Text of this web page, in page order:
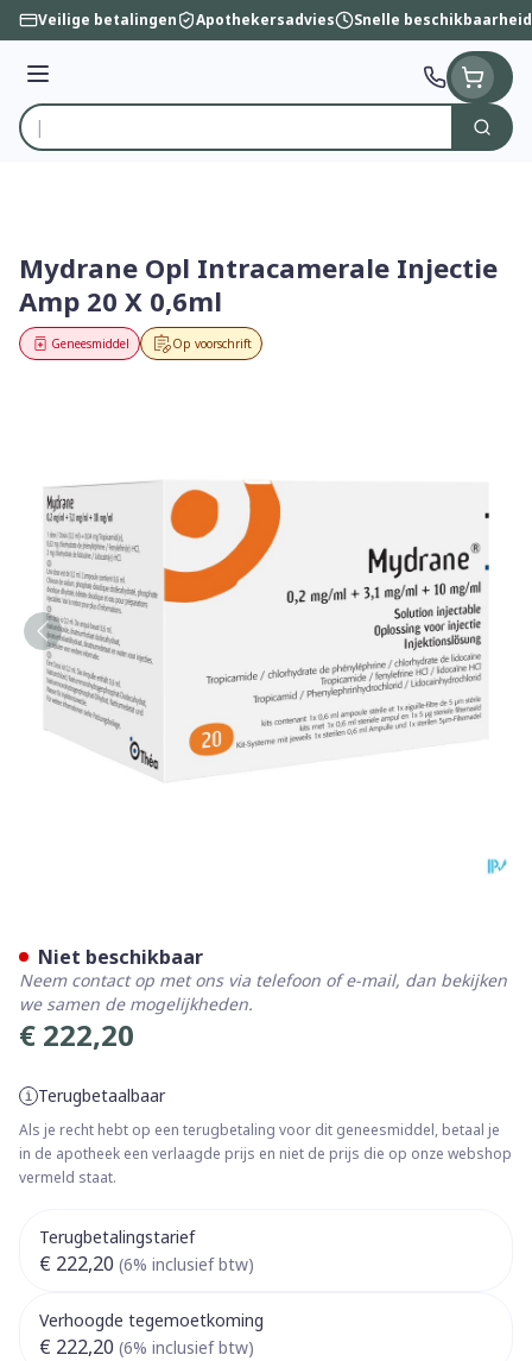
Ga naar de inhoud
Veilige betalingen Apothekersadvies Snelle beschikbaarheid
Menu
Product, merk, categorie...
Zoek
Mydrane Opl Intracamerale Injectie
Amp 20 X 0,6ml
Op voorschrift
Geneesmiddel
€ 222,20
Terugbetaalbaar
Als je recht hebt op een terugbetaling voor dit geneesmiddel, betaal je
in de apotheek een verlaagde prijs en niet de prijs die op onze webshop
vermeld staat.
Terugbetalingstarief
€ 222,20 (6% inclusief btw)
Verhoogde tegemoetkoming
€ 222,20 (6% inclusief btw)
Niet beschikbaar
Neem contact op met ons via telefoon of e-mail, dan bekijken
we samen de mogelijkheden.